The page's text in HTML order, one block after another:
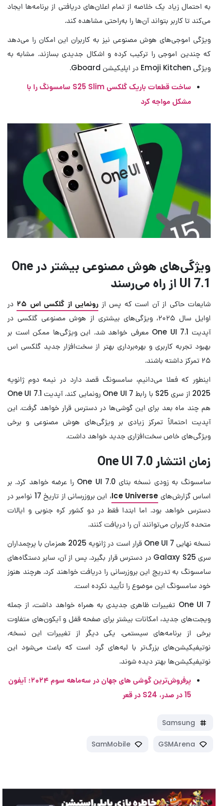
به احتمال زیاد یک خلاصه از تمام اعلان‌های دریافتی از برنامه‌ها ایجاد
می‌کند تا کاربر بتواند آن‌ها را به‌راحتی مشاهده کند.
ویژگی اموجی‌های هوش مصنوعی نیز به کاربران این امکان را می‌دهد
که چندین اموجی را ترکیب کرده و اشکال جدیدی بسازند. مشابه به
ویژگی Emoji Kitchen در اپلیکیشن Gboard.
ساخت قطعات باریک گلکسی S25 Slim سامسونگ را با
مشکل مواجه کرد
ویژگی‌های هوش مصنوعی بیشتر در One
UI 7.1 از راه می‌رسند
شایعات حاکی از آن است که پس از رونمایی از گلکسی اس ۲۵
در
اوایل سال ۲۰۲۵، ویژگی‌های بیشتری از هوش مصنوعی گلکسی در
آپدیت One UI 7.1 معرفی خواهد شد. این ویژگی‌ها ممکن است بر
بهبود تجربه کاربری و بهره‌برداری بهتر از سخت‌افزار جدید گلکسی اس
۲۵ تمرکز داشته باشند.
اینطور که فعلا می‌دانیم، سامسونگ قصد دارد در نیمه دوم ژانویه
2025 از سری S25 با رابط One UI 7 رونمایی کند. آپدیت One UI 7.1
هم چند ماه بعد برای این گوشی‌ها در دسترس قرار خواهد گرفت. این
آپدیت احتمالاً تمرکز زیادی بر ویژگی‌های هوش مصنوعی و برخی
ویژگی‌های خاص سخت‌افزاری جدید خواهد داشت.
زمان انتشار One UI 7.0
سامسونگ به زودی نسخه بتای One UI 7.0 را عرضه خواهد کرد. بر
اساس گزارش‌های Ice Universe
، این بروزرسانی از تاریخ 17 نوامبر در
دسترس خواهد بود. اما ابتدا فقط در دو کشور کره جنوبی و ایالات
متحده کاربران می‌توانند آن را دریافت کنند.
نسخه نهایی One UI 7 قرار است در ژانویه 2025 همزمان با پرچمداران
سری Galaxy S25 در دسترس قرار بگیرد. پس از آن، سایر دستگاه‌های
سامسونگ به تدریج این بروزرسانی را دریافت خواهند کرد. هرچند هنوز
خود سامسونگ این موضوع را تأیید نکرده است.
One UI 7 تغییرات ظاهری جدیدی به همراه خواهد داشت، از جمله
ویجت‌های جدید، امکانات بیشتر برای صفحه قفل و آیکون‌های متفاوت
برخی از برنامه‌های سیستمی. یکی دیگر از تغییرات این نسخه،
نوتیفیکیشن‌های بزرگ‌تر با لبه‌های گرد است که باعث می‌شود این
نوتیفیکیشن‌ها بهتر دیده شوند.
پرفروش‌ترین گوشی های جهان در سه‌ماهه سوم ۲۰۲۴؛ آیفون
15 در صدر، S24 در قعر
Samsung
GSMArena
SamMobile